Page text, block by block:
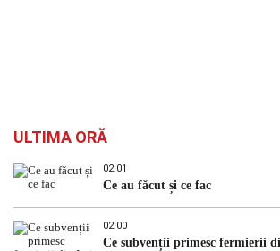
ULTIMA ORĂ
02:01
Ce au făcut și ce fac
02:00
Ce subvenții primesc fermierii